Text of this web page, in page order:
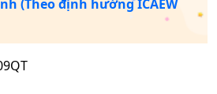
(Theo định hướng ICAEW